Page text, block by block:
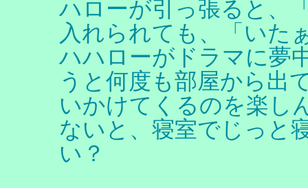
ハローが引っ張ると、
入れられても、「いた
ハハローがドラマに夢
うと何度も部屋から出
いかけてくるのを楽し
ないと、寝室でじっと
い？